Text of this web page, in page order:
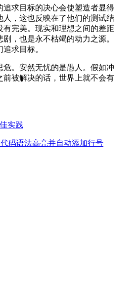
追求目标的决心会使塑造者显得
人，这也反映在了他们的测试结
有完美。现实和理想之间的差距
，也是永不枯竭的动力之源。
求目标。
危。安然无忧的是愚人。假如冲
前被解决的话，世界上就不会有
实践
码语法高亮并自动添加行号